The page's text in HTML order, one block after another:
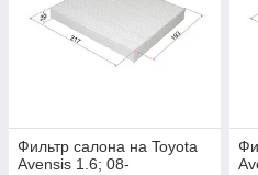
Фильтр салона на Toyota
Avensis 1.6; 08-